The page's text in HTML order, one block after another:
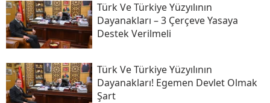
Türk Ve Türkiye Yüzyılının
Dayanakları – 3 Çerçeve Yasaya
Destek Verilmeli
Türk Ve Türkiye Yüzyılının
Dayanakları! Egemen Devlet Olmak
Şart